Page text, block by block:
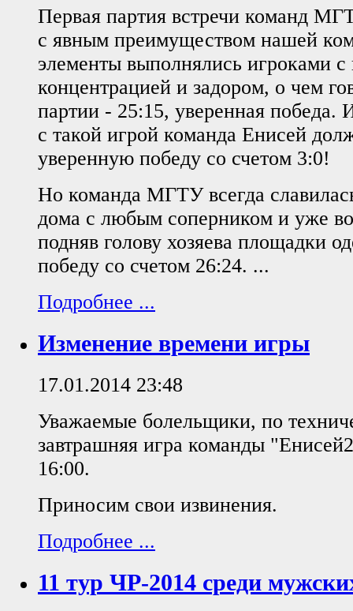
Первая партия встречи команд
с явным преимуществом нашей
элементы выполнялись игроками
концентрацией и задором, о чем
партии - 25:15, уверенная победа.
с такой игрой команда Енисей
уверенную победу со счетом 3:0!
Но команда МГТУ всегда
дома с любым соперником и уже
подняв голову хозяева площадки
победу со счетом 26:24. ...
Подробнее ...
Изменение времени игры
17.01.2014 23:48
Уважаемые болельщики, по
завтрашняя игра команды
16:00.
Приносим свои извинения.
Подробнее ...
11 тур ЧР-2014 среди